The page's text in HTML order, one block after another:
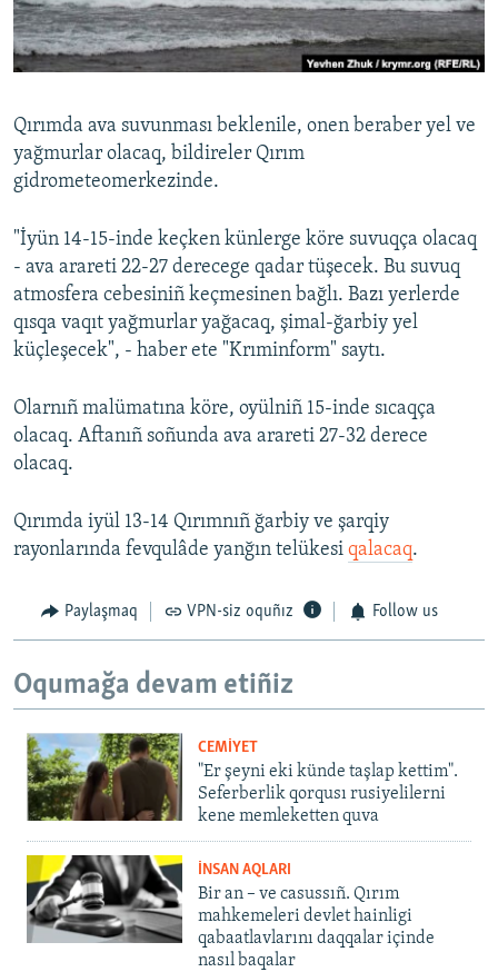
Русский
Українською
QOŞULIÑIZ!
RFE/RS bütün saytları
Qırımda ava suvunması beklenile, onen beraber yel ve
yağmurlar olacaq, bildireler Qırım
gidrometeomerkezinde.
"İyün 14-15-inde keçken künlerge köre suvuqça olacaq
- ava arareti 22-27 derecege qadar tüşecek. Bu suvuq
atmosfera cebesiniñ keçmesinen bağlı. Bazı yerlerde
qısqa vaqıt yağmurlar yağacaq, şimal-ğarbiy yel
küçleşecek", - haber ete "Krıminform" saytı.
Olarnıñ malümatına köre, oyülniñ 15-inde sıcaqça
olacaq. Aftanıñ soñunda ava arareti 27-32 derece
olacaq.
Qırımda iyül 13-14 Qırımnıñ ğarbiy ve şarqiy
rayonlarında fevqulâde yanğın telükesi qalacaq​.
Paylaşmaq VPN-siz oquñız Follow us
Oqumağa devam etiñiz
CEMİYET
"Er şeyni eki künde taşlap kettim".
Seferberlik qorqusı rusiyelilerni
kene memleketten quva
İNSAN AQLARI
Bir an – ve casussıñ. Qırım
mahkemeleri devlet hainligi
qabaatlavlarını daqqalar içinde
nasıl baqalar